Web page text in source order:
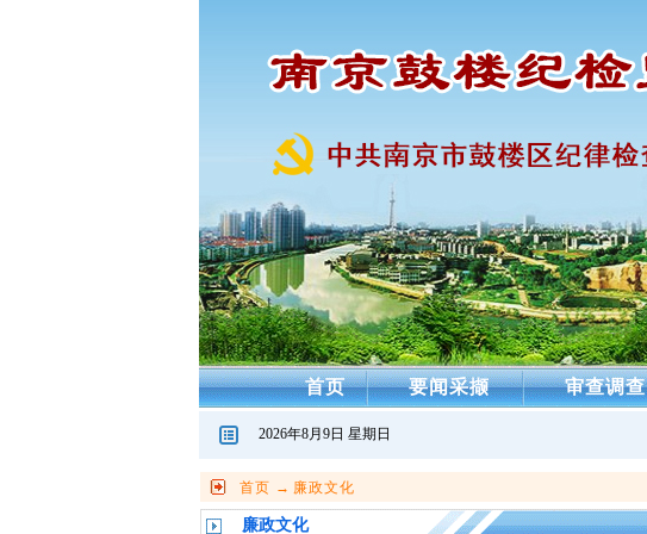
首页 要闻采撷 审查调查
2026年8月9日 星期日
首页 → 廉政文化
廉政文化